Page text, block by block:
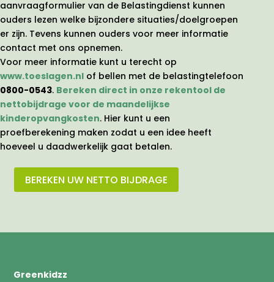
aanvraagformulier van de Belastingdienst kunnen
ouders lezen welke bijzondere situaties/doelgroepen
er zijn. Tevens kunnen ouders voor meer informatie
contact met ons opnemen.
Voor meer informatie kunt u terecht op
www.toeslagen.nl of bellen met de belastingtelefoon
0800-0543. Bereken direct in onze rekentool de
nettobijdrage voor de maandelijkse
kinderopvangkosten. Hier kunt u een
proefberekening maken zodat u een idee heeft
hoeveel u daadwerkelijk gaat betalen.
BEREKEN UW NETTO BIJDRAGE
Greenkidzz